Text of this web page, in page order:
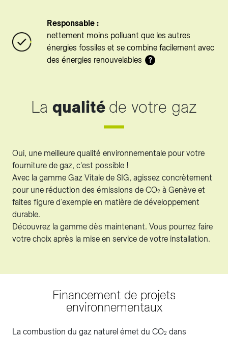
Responsable :
nettement moins polluant que les autres
énergies fossiles et se combine facilement avec
des énergies renouvelables
?
La qualité de votre gaz
Oui, une meilleure qualité environnementale pour votre
fourniture de gaz, c'est possible !
Avec la gamme Gaz Vitale de SIG, agissez concrètement
pour une réduction des émissions de CO2 à Genève et
faites figure d’exemple en matière de développement
durable.
Découvrez la gamme dès maintenant. Vous pourrez faire
votre choix après la mise en service de votre installation.
Financement de projets
environnementaux
La combustion du gaz naturel émet du CO2 dans